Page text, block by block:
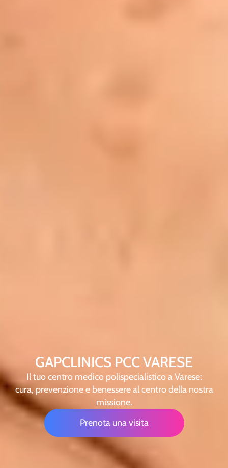
GAPCLINICS PCC VARESE
Il tuo centro medico polispecialistico a Varese:
cura, prevenzione e benessere al centro della nostra
missione.
Prenota una visita